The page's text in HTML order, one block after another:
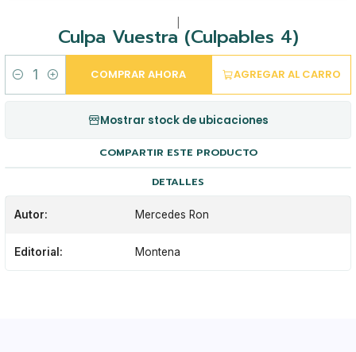
Culpa Vuestra (Culpables 4)
Cantidad
AGREGAR AL CARRO
COMPRAR AHORA
Mostrar stock de ubicaciones
COMPARTIR ESTE PRODUCTO
DETALLES
Autor: Mercedes Ron
Editorial: Montena